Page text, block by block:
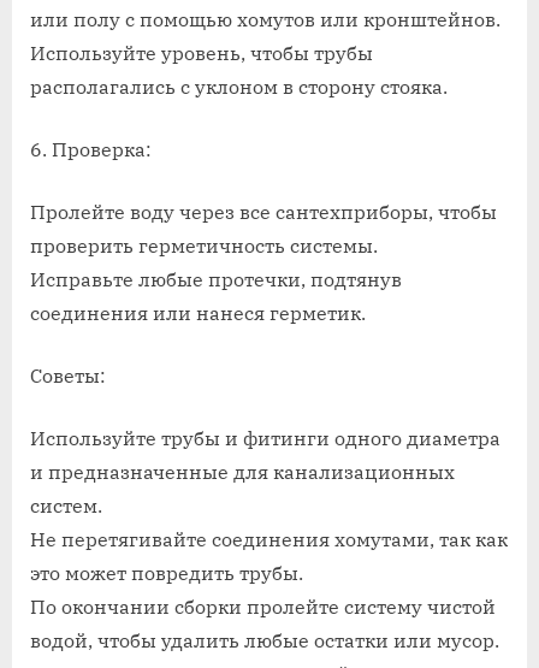
или полу с помощью хомутов или кронштейнов.
Используйте уровень, чтобы трубы
располагались с уклоном в сторону стояка.
6. Проверка:
Пролейте воду через все сантехприборы, чтобы
проверить герметичность системы.
Исправьте любые протечки, подтянув
соединения или нанеся герметик.
Советы:
Используйте трубы и фитинги одного диаметра
и предназначенные для канализационных
систем.
Не перетягивайте соединения хомутами, так как
это может повредить трубы.
По окончании сборки пролейте систему чистой
водой, чтобы удалить любые остатки или мусор.